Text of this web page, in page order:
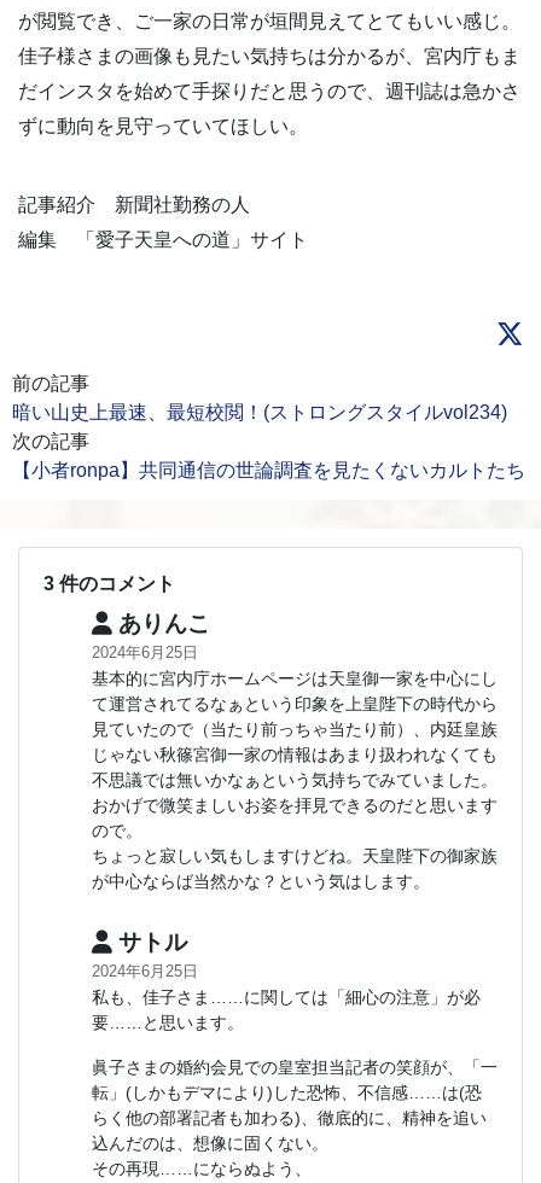
が閲覧でき、ご一家の日常が垣間見えてとてもいい感じ。
佳子様さまの画像も見たい気持ちは分かるが、宮内庁もま
だインスタを始めて手探りだと思うので、週刊誌は急かさ
ずに動向を見守っていてほしい。
記事紹介 新聞社勤務の人
編集 「愛子天皇への道」サイト
前の記事
暗い山史上最速、最短校閲！(ストロングスタイルvol234)
次の記事
【小者ronpa】共同通信の世論調査を見たくないカルトたち
3 件のコメント
ありんこ
2024年6月25日
基本的に宮内庁ホームページは天皇御一家を中心にし
て運営されてるなぁという印象を上皇陛下の時代から
見ていたので（当たり前っちゃ当たり前）、内廷皇族
じゃない秋篠宮御一家の情報はあまり扱われなくても
不思議では無いかなぁという気持ちでみていました。
おかげで微笑ましいお姿を拝見できるのだと思います
ので。
ちょっと寂しい気もしますけどね。天皇陛下の御家族
が中心ならば当然かな？という気はします。
サトル
2024年6月25日
私も、佳子さま……に関しては「細心の注意」が必
要……と思います。
眞子さまの婚約会見での皇室担当記者の笑顔が、「一
転」(しかもデマにより)した恐怖、不信感……は(恐
らく他の部署記者も加わる)、徹底的に、精神を追い
込んだのは、想像に固くない。
その再現……にならぬよう、